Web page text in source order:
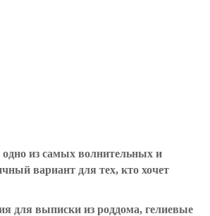
из самых волнительных и
вариант для тех, кто хочет
для выписки из роддома, гелиевые